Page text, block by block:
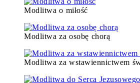
Modlitwa o miłość
Modlitwa za osobę chorą
Modlitwa za wstawiennictwem